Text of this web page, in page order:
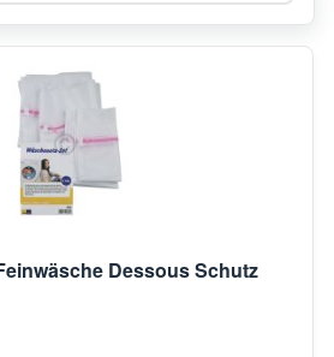
Dessous Schutz